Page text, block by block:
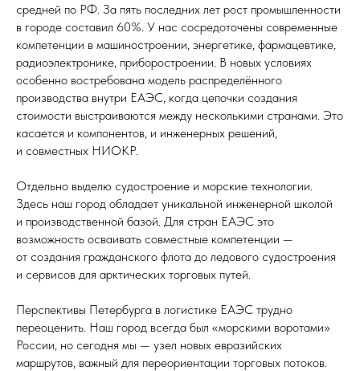
средней по РФ. За пять последних лет рост промышленности
в городе составил 60%. У нас сосредоточены современные
компетенции в машиностроении, энергетике, фармацевтике,
радиоэлектронике, приборостроении. В новых условиях
особенно востребована модель распределённого
производства внутри ЕАЭС, когда цепочки создания
стоимости выстраиваются между несколькими странами. Это
касается и компонентов, и инженерных решений,
и совместных НИОКР.
Отдельно выделю судостроение и морские технологии.
Здесь наш город обладает уникальной инженерной школой
и производственной базой. Для стран ЕАЭС это
возможность осваивать совместные компетенции —
от создания гражданского флота до ледового судостроения
и сервисов для арктических торговых путей.
Перспективы Петербурга в логистике ЕАЭС трудно
переоценить. Наш город всегда был «морскими воротами»
России, но сегодня мы — узел новых евразийских
маршрутов, важный для переориентации торговых потоков.